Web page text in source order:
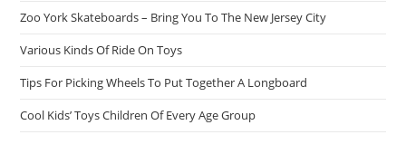
Zoo York Skateboards – Bring You To The New Jersey City
Various Kinds Of Ride On Toys
Tips For Picking Wheels To Put Together A Longboard
Cool Kids’ Toys Children Of Every Age Group